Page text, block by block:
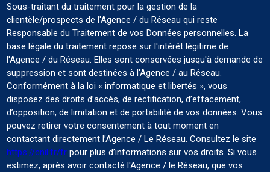
Sous-traitant du traitement pour la gestion de la
clientèle/prospects de l'Agence / du Réseau qui reste
Responsable du Traitement de vos Données personnelles. La
base légale du traitement repose sur l'intérêt légitime de
l'Agence / du Réseau. Elles sont conservées jusqu'à demande de
suppression et sont destinées à l'Agence / au Réseau.
Conformément à la loi « informatique et libertés », vous
disposez des droits d’accès, de rectification, d’effacement,
d’opposition, de limitation et de portabilité de vos données. Vous
pouvez retirer votre consentement à tout moment en
contactant directement l’Agence / Le Réseau. Consultez le site
https://cnil.fr/fr pour plus d’informations sur vos droits. Si vous
estimez, après avoir contacté l'Agence / le Réseau, que vos